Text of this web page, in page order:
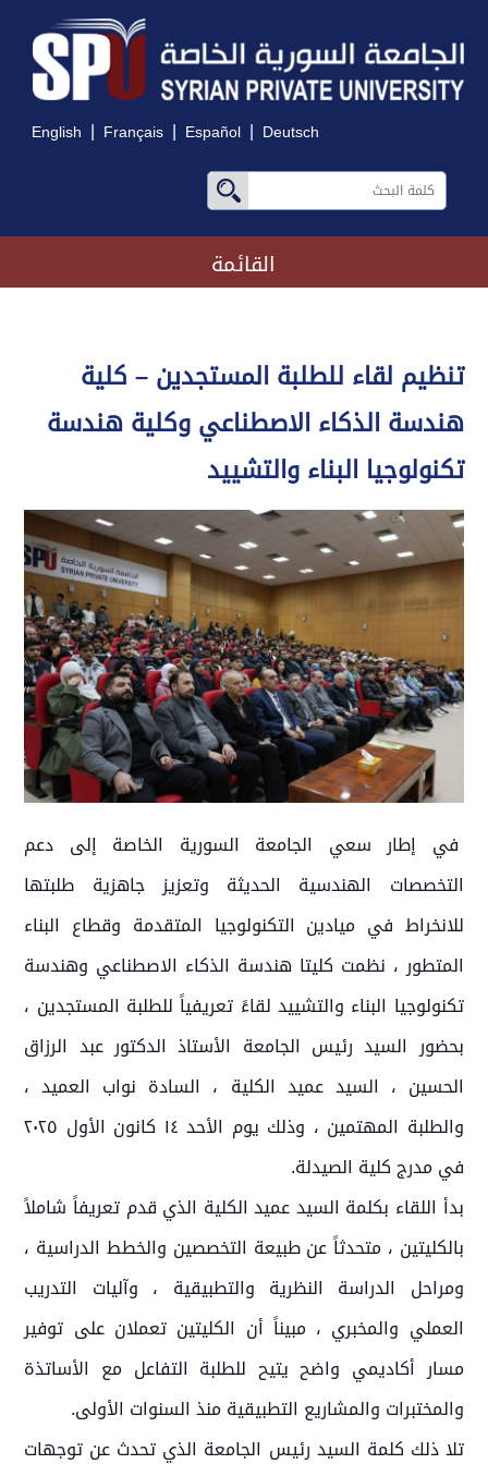
English | Français | Español | Deutsch
القائمة
تنظيم لقاء للطلبة المستجدين – كلية
هندسة الذكاء الاصطناعي وكلية هندسة
تكنولوجيا البناء والتشييد
في إطار سعي الجامعة السورية الخاصة إلى دعم
التخصصات الهندسية الحديثة وتعزيز جاهزية طلبتها
للانخراط في ميادين التكنولوجيا المتقدمة وقطاع البناء
المتطور ، نظمت كليتا هندسة الذكاء الاصطناعي وهندسة
تكنولوجيا البناء والتشييد لقاءً تعريفياً للطلبة المستجدين ،
بحضور السيد رئيس الجامعة الأستاذ الدكتور عبد الرزاق
الحسين ، السيد عميد الكلية ، السادة نواب العميد ،
والطلبة المهتمين ، وذلك يوم الأحد ١٤ كانون الأول ٢٠٢٥
في مدرج كلية الصيدلة.
بدأ اللقاء بكلمة السيد عميد الكلية الذي قدم تعريفاً شاملاً
بالكليتين ، متحدثاً عن طبيعة التخصصين والخطط الدراسية ،
ومراحل الدراسة النظرية والتطبيقية ، وآليات التدريب
العملي والمخبري ، مبيناً أن الكليتين تعملان على توفير
مسار أكاديمي واضح يتيح للطلبة التفاعل مع الأساتذة
والمختبرات والمشاريع التطبيقية منذ السنوات الأولى.
تلا ذلك كلمة السيد رئيس الجامعة الذي تحدث عن توجهات